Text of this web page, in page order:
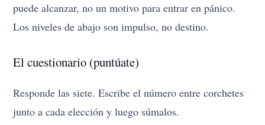
puede alcanzar, no un motivo para entrar en pánico.
Los niveles de abajo son impulso, no destino.
El cuestionario (puntúate)
Responde las siete. Escribe el número entre corchetes
junto a cada elección y luego súmalos.